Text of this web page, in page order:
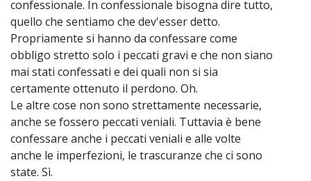
confessionale. In confessionale bisogna dire tutto,
quello che sentiamo che dev'esser detto.
Propriamente si hanno da confessare come
obbligo stretto solo i peccati gravi e che non siano
mai stati confessati e dei quali non si sia
certamente ottenuto il perdono. Oh.
Le altre cose non sono strettamente necessarie,
anche se fossero peccati veniali. Tuttavia è bene
confessare anche i peccati veniali e alle volte
anche le imperfezioni, le trascuranze che ci sono
state. Sì.